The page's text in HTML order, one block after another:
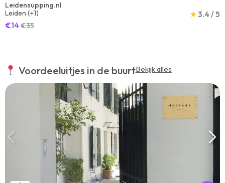
Leidensupping.nl
Leiden (+1)
★3.4 / 5
€14€35
Voordeeluitjes in de buurtBekijk alles